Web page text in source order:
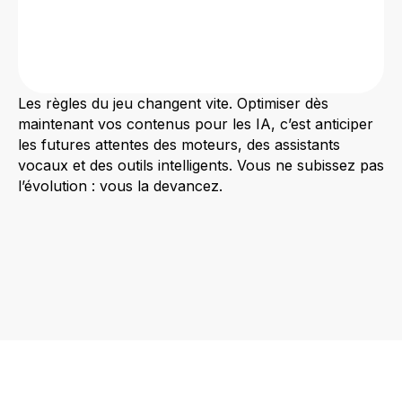
Les règles du jeu changent vite. Optimiser dès
maintenant vos contenus pour les IA, c’est anticiper
les futures attentes des moteurs, des assistants
vocaux et des outils intelligents. Vous ne subissez pas
l’évolution : vous la devancez.